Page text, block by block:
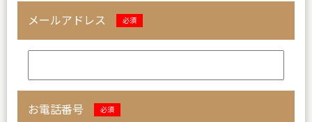
メールアドレス 必須
お電話番号 必須